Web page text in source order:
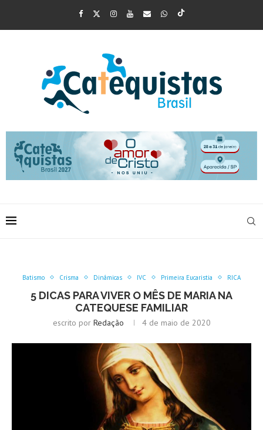
Batismo Crisma Dinâmicas IVC Primeira Eucaristia RICA
5 DICAS PARA VIVER O MÊS DE MARIA NA
CATEQUESE FAMILIAR
escrito por Redação 4 de maio de 2020